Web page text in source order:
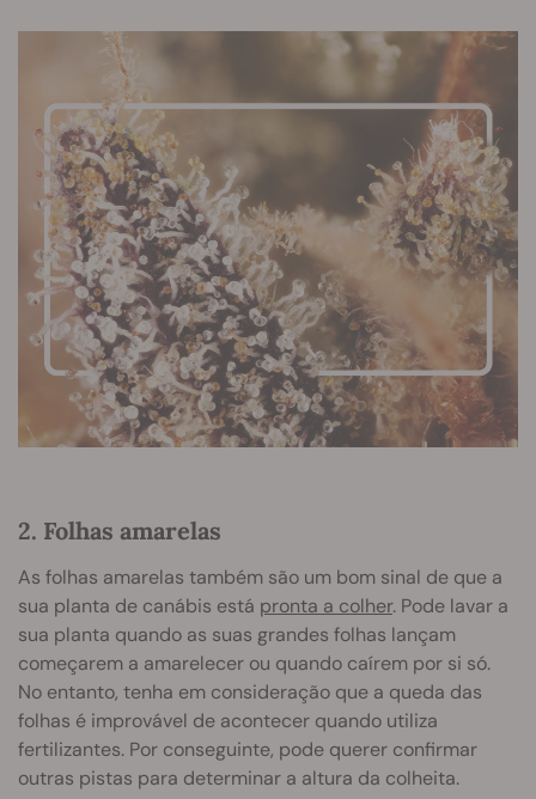
2. Folhas amarelas
As folhas amarelas também são um bom sinal de que a
sua planta de canábis está pronta a colher. Pode lavar a
sua planta quando as suas grandes folhas lançam
começarem a amarelecer ou quando caírem por si só.
No entanto, tenha em consideração que a queda das
folhas é improvável de acontecer quando utiliza
fertilizantes. Por conseguinte, pode querer confirmar
outras pistas para determinar a altura da colheita.